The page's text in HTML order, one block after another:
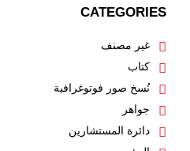
CATEGORIES
غير مصنف
كتاب
نُسخ صور فوتوغرافية
جواهر
دائرة المستشارين